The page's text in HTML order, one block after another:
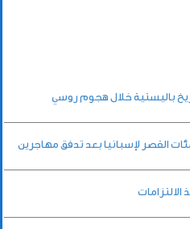
باليستية خلال هجوم روسي
القصر لإسبانيا بعد تدفق مهاجرين